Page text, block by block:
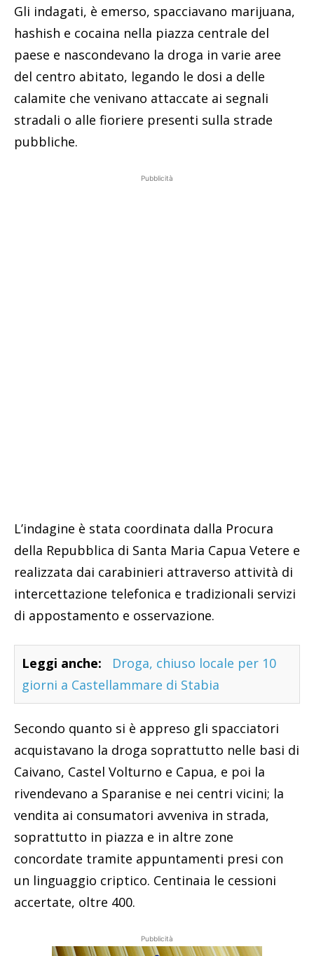
Gli indagati, è emerso, spacciavano marijuana,
hashish e cocaina nella piazza centrale del
paese e nascondevano la droga in varie aree
del centro abitato, legando le dosi a delle
calamite che venivano attaccate ai segnali
stradali o alle fioriere presenti sulla strade
pubbliche.
Pubblicità
L’indagine è stata coordinata dalla Procura
della Repubblica di Santa Maria Capua Vetere e
realizzata dai carabinieri attraverso attività di
intercettazione telefonica e tradizionali servizi
di appostamento e osservazione.
Leggi anche:
Droga, chiuso locale per 10
giorni a Castellammare di Stabia
Secondo quanto si è appreso gli spacciatori
acquistavano la droga soprattutto nelle basi di
Caivano, Castel Volturno e Capua, e poi la
rivendevano a Sparanise e nei centri vicini; la
vendita ai consumatori avveniva in strada,
soprattutto in piazza e in altre zone
concordate tramite appuntamenti presi con
un linguaggio criptico. Centinaia le cessioni
accertate, oltre 400.
Pubblicità